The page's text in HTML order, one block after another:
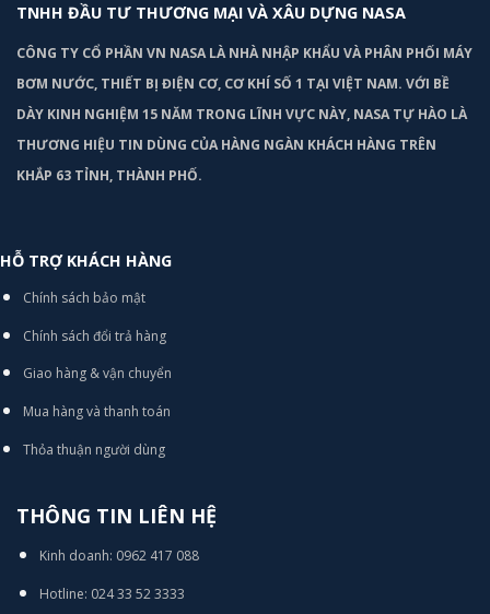
TNHH ĐẦU TƯ THƯƠNG MẠI VÀ XÂU DỰNG NASA
CÔNG TY CỔ PHẦN VN NASA LÀ NHÀ NHẬP KHẨU VÀ PHÂN PHỐI MÁY
BƠM NƯỚC, THIẾT BỊ ĐIỆN CƠ, CƠ KHÍ SỐ 1 TẠI VIỆT NAM. VỚI BỀ
DÀY KINH NGHIỆM 15 NĂM TRONG LĨNH VỰC NÀY, NASA TỰ HÀO LÀ
THƯƠNG HIỆU TIN DÙNG CỦA HÀNG NGÀN KHÁCH HÀNG TRÊN
KHẮP 63 TỈNH, THÀNH PHỐ.
HỖ TRỢ KHÁCH HÀNG
Chính sách bảo mật
Chính sách đổi trả hàng
Giao hàng & vận chuyển
Mua hàng và thanh toán
Thỏa thuận người dùng
THÔNG TIN LIÊN HỆ
Kinh doanh: 0962 417 088
Hotline: 024 33 52 3333